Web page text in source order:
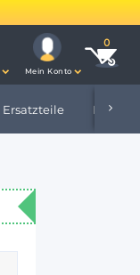
Mein Konto
Ersatzteile